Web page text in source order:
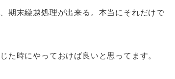
期末繰越処理が出来る。本当にそれだけで
た時にやっておけば良いと思ってます。